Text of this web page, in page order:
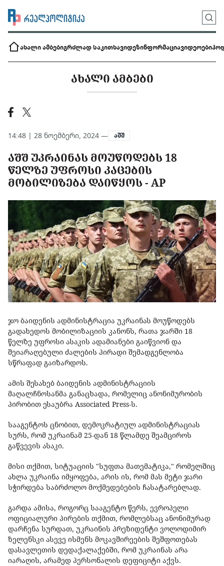
ახალი ამბებიგრძლად საკითხავიდეზინფორმაციავიდეოები
ᲐᲮᲐᲚᲘ ᲐᲛᲑᲔᲑᲘ
14:48 | 28 ნოემბერი, 2024 — აშშ
ᲐᲨᲨ ᲣᲙᲠᲐᲘᲜᲐᲡ ᲛᲝᲣᲬᲝᲓᲔᲑᲡ 18
ᲬᲔᲚᲖᲔ ᲣᲤᲠᲝᲡᲘ ᲙᲐᲪᲔᲑᲘᲡ
ᲛᲝᲑᲘᲚᲘᲖᲔᲑᲐ ᲓᲐᲘᲬᲧᲝᲡ - AP
ჯო ბაიდენის ადმინისტრაცია უკრაინას მოუწოდებს
გადახედოს მობილიზაციის კანონს, რათა ჯარში 18
წელზე უფროსი ასაკის ადამიანები გაიწვიონ და
შეიარაღებული ძალების პირადი შემადგენლობა
სწრაფად გაიზარდოს.
ამის შესახებ ბაიდენის ადმინისტრაციის
მაღალჩნოსანმა განაცხადა, რომელიც ანონიმურობის
პირობით ესაუბრა Associated Press-ს.
სააგენტოს ცნობით, დემოკრატიულ ადმინისტრაციას
სურს, რომ უკრაინამ 25-დან 18 წლამდე შეამციროს
გაწვევის ასაკი.
მისი თქმით, სიტუაციის "სუფთა მათემატიკა," რომელშიც
ახლა უკრაინა იმყოფება, არის ის, რომ მას მეტი ჯარი
სჭირდება საბრძოლო მოქმედებების ჩასატარებლად.
გარდა ამისა, როგორც სააგენტო წერს, ევროპელი
ოფიციალური პირების თქმით, რომლებსაც ანონიმურად
დარჩენა სურდათ, უკრაინის პრეზიდენტი ვოლოდიმირ
ზელენსკი ასევე ისმენს მოკავშირეების შეშფოთებას
დასავლეთის დედაქალაქებში, რომ უკრაინას არა
იარაღის, არამედ პერსონალის დეფიციტი აქვს.